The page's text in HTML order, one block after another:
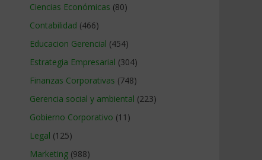
Ciencias Económicas (80)
Contabilidad (466)
Educacion Gerencial (454)
Estrategia Empresarial (304)
Finanzas Corporativas (748)
Gerencia social y ambiental (223)
Gobierno Corporativo (11)
Legal (125)
Marketing (988)